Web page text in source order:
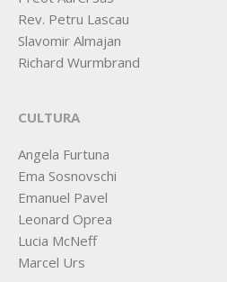
Rev. Petru Lascau
Slavomir Almajan
Richard Wurmbrand
CULTURA
Angela Furtuna
Ema Sosnovschi
Emanuel Pavel
Leonard Oprea
Lucia McNeff
Marcel Urs